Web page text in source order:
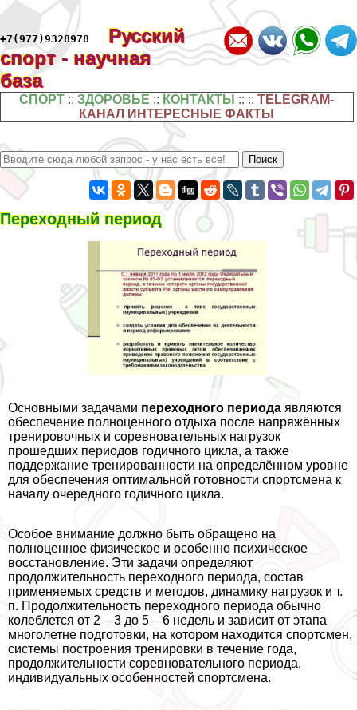
+7(977)9328978
Русский
спорт - научная
база
СПОРТ ::ЗДОРОВЬЕ :: КОНТАКТЫ :: ::TELEGRAM-
КАНАЛ ИНТЕРЕСНЫЕ ФАКТЫ
Переходный период
Основными задачами переходного периода являются
обеспечение полноценного отдыха после напряжённых
тренировочных и соревновательных нагрузок
прошедших периодов годичного цикла, а также
поддержание тренированности на определённом уровне
для обеспечения оптимальной готовности спортсмена к
началу очередного годичного цикла.
Особое внимание должно быть обращено на
полноценное физическое и особенно психическое
восстановление. Эти задачи определяют
продолжительность переходного периода, состав
применяемых средств и методов, динамику нагрузок и т.
п. Продолжительность переходного периода обычно
колeблется от 2 – 3 до 5 – 6 недель и зависит от этапа
многолетне подготовки, на котором находится спортсмен,
системы построения тренировки в течение года,
продолжительности соревновательного периода,
индивидуальных особенностей спортсмена.